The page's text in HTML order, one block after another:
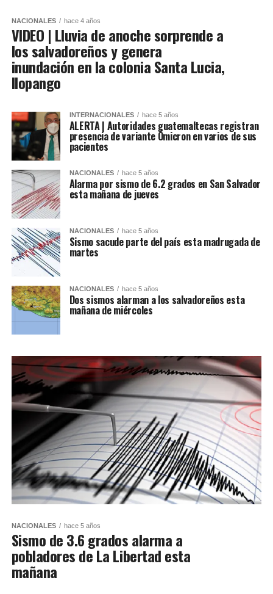
NACIONALES hace 4 años
VIDEO | Lluvia de anoche sorprende a
los salvadoreños y genera
inundación en la colonia Santa Lucia,
Ilopango
INTERNACIONALES hace 5 años
ALERTA | Autoridades guatemaltecas registran
presencia de variante Ómicron en varios de sus
pacientes
NACIONALES hace 5 años
Alarma por sismo de 6.2 grados en San Salvador
esta mañana de jueves
NACIONALES hace 5 años
Sismo sacude parte del país esta madrugada de
martes
NACIONALES hace 5 años
Dos sismos alarman a los salvadoreños esta
mañana de miércoles
NACIONALES hace 5 años
Sismo de 3.6 grados alarma a
pobladores de La Libertad esta
mañana